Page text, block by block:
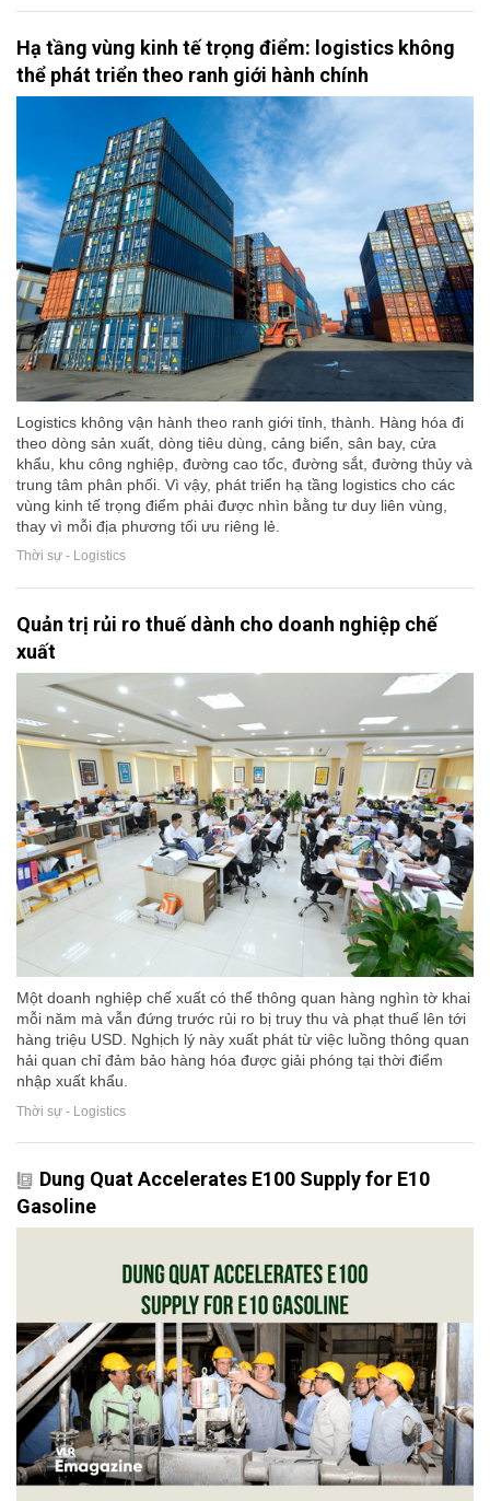
Hạ tầng vùng kinh tế trọng điểm: logistics không
thể phát triển theo ranh giới hành chính
Logistics không vận hành theo ranh giới tỉnh, thành. Hàng hóa đi
theo dòng sản xuất, dòng tiêu dùng, cảng biển, sân bay, cửa
khẩu, khu công nghiệp, đường cao tốc, đường sắt, đường thủy và
trung tâm phân phối. Vì vậy, phát triển hạ tầng logistics cho các
vùng kinh tế trọng điểm phải được nhìn bằng tư duy liên vùng,
thay vì mỗi địa phương tối ưu riêng lẻ.
Thời sự - Logistics
Quản trị rủi ro thuế dành cho doanh nghiệp chế
xuất
Một doanh nghiệp chế xuất có thể thông quan hàng nghìn tờ khai
mỗi năm mà vẫn đứng trước rủi ro bị truy thu và phạt thuế lên tới
hàng triệu USD. Nghịch lý này xuất phát từ việc luồng thông quan
hải quan chỉ đảm bảo hàng hóa được giải phóng tại thời điểm
nhập xuất khẩu.
Thời sự - Logistics
Dung Quat Accelerates E100 Supply for E10
Gasoline